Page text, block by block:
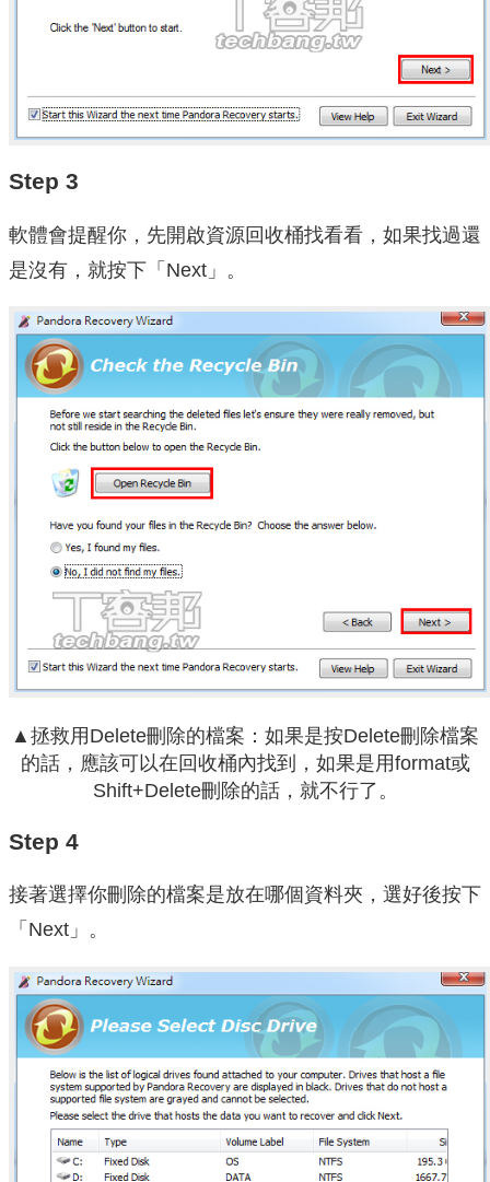
Step 3
軟體會提醒你，先開啟資源回收桶找看看，如果找過還
是沒有，就按下「Next」。
▲拯救用Delete刪除的檔案：如果是按Delete刪除檔案
的話，應該可以在回收桶內找到，如果是用format或
Shift+Delete刪除的話，就不行了。
Step 4
接著選擇你刪除的檔案是放在哪個資料夾，選好後按下
「Next」。